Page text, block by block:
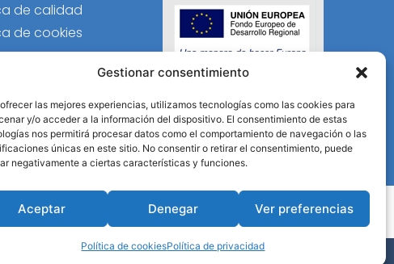
Gestionar consentimiento
las mejores experiencias, utilizamos tecnologías como las cookies para
y/o acceder a la información del dispositivo. El consentimiento de estas
nos permitirá procesar datos como el comportamiento de navegación o las
únicas en este sitio. No consentir o retirar el consentimiento, puede
negativamente a ciertas características y funciones.
Aceptar Denegar Ver preferencias
Política de cookiesPolítica de privacidad
de calidad
de cookies